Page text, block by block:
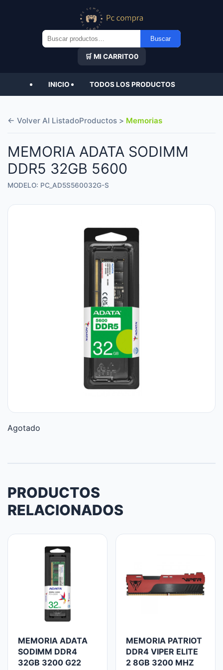
Buscar
por:
Buscar
🛒 MI CARRITO0
INICIO TODOS LOS PRODUCTOS
← Volver Al ListadoProductos > Memorias
MEMORIA ADATA SODIMM
DDR5 32GB 5600
MODELO: PC_AD5S560032G-S
Agotado
PRODUCTOS
RELACIONADOS
MEMORIA ADATA
SODIMM DDR4
32GB 3200 G22
MEMORIA PATRIOT
DDR4 VIPER ELITE
2 8GB 3200 MHZ